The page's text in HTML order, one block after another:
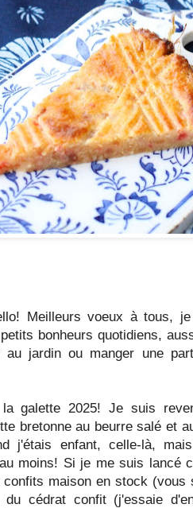
Meilleurs voeux à tous,
bonheurs quotidiens,
au jardin ou manger une
galette 2025! Je suis
bretonne au beurre salé et
j'étais enfant, celle-là,
moins! Si je me suis lancé
maison en stock (vous
du cédrat confit (j'essaie